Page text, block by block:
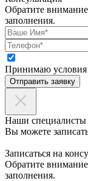
Обратите
заполнения.
Принимаю условия
Отправить заявку
Наши специалисты
Вы можете
Записаться на
Обратите
заполнения.